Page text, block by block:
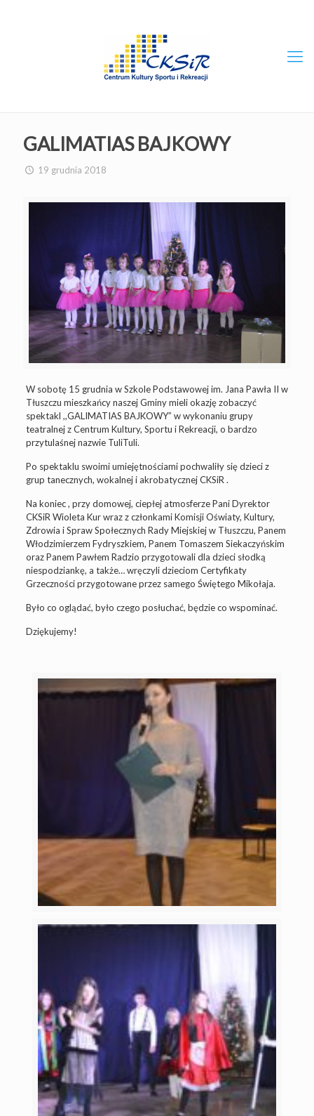
GALIMATIAS BAJKOWY
19 grudnia 2018
W sobotę 15 grudnia w Szkole Podstawowej im. Jana Pawła II w
Tłuszczu mieszkańcy naszej Gminy mieli okazję zobaczyć
spektakl ,,GALIMATIAS BAJKOWY” w wykonaniu grupy
teatralnej z Centrum Kultury, Sportu i Rekreacji, o bardzo
przytulaśnej nazwie TuliTuli.
Po spektaklu swoimi umiejętnościami pochwaliły się dzieci z
grup tanecznych, wokalnej i akrobatycznej CKSiR .
Na koniec , przy domowej, ciepłej atmosferze Pani Dyrektor
CKSiR Wioleta Kur wraz z członkami Komisji Oświaty, Kultury,
Zdrowia i Spraw Społecznych Rady Miejskiej w Tłuszczu, Panem
Włodzimierzem Fydryszkiem, Panem Tomaszem Siekaczyńskim
oraz Panem Pawłem Radzio przygotowali dla dzieci słodką
niespodziankę, a także… wręczyli dzieciom Certyfikaty
Grzeczności przygotowane przez samego Świętego Mikołaja.
Było co oglądać, było czego posłuchać, będzie co wspominać.
Dziękujemy!